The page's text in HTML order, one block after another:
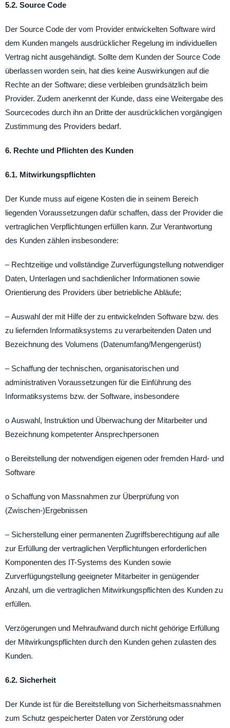
5.2. Source Code
Der Source Code der vom Provider entwickelten Software wird
dem Kunden mangels ausdrücklicher Regelung im individuellen
Vertrag nicht ausgehändigt. Sollte dem Kunden der Source Code
überlassen worden sein, hat dies keine Auswirkungen auf die
Rechte an der Software; diese verbleiben grundsätzlich beim
Provider. Zudem anerkennt der Kunde, dass eine Weitergabe des
Sourcecodes durch ihn an Dritte der ausdrücklichen vorgängigen
Zustimmung des Providers bedarf.
6. Rechte und Pflichten des Kunden
6.1. Mitwirkungspflichten
Der Kunde muss auf eigene Kosten die in seinem Bereich
liegenden Voraussetzungen dafür schaffen, dass der Provider die
vertraglichen Verpflichtungen erfüllen kann. Zur Verantwortung
des Kunden zählen insbesondere:
– Rechtzeitige und vollständige Zurverfügungstellung notwendiger
Daten, Unterlagen und sachdienlicher Informationen sowie
Orientierung des Providers über betriebliche Abläufe;
– Auswahl der mit Hilfe der zu entwickelnden Software bzw. des
zu liefernden Informatiksystems zu verarbeitenden Daten und
Bezeichnung des Volumens (Datenumfang/Mengengerüst)
– Schaffung der technischen, organisatorischen und
administrativen Voraussetzungen für die Einführung des
Informatiksystems bzw. der Software, insbesondere
o Auswahl, Instruktion und Überwachung der Mitarbeiter und
Bezeichnung kompetenter Ansprechpersonen
o Bereitstellung der notwendigen eigenen oder fremden Hard- und
Software
o Schaffung von Massnahmen zur Überprüfung von
(Zwischen-)Ergebnissen
– Sicherstellung einer permanenten Zugriffsberechtigung auf alle
zur Erfüllung der vertraglichen Verpflichtungen erforderlichen
Komponenten des IT-Systems des Kunden sowie
Zurverfügungstellung geeigneter Mitarbeiter in genügender
Anzahl, um die vertraglichen Mitwirkungspflichten des Kunden zu
erfüllen.
Verzögerungen und Mehraufwand durch nicht gehörige Erfüllung
der Mitwirkungspflichten durch den Kunden gehen zulasten des
Kunden.
6.2. Sicherheit
Der Kunde ist für die Bereitstellung von Sicherheitsmassnahmen
zum Schutz gespeicherter Daten vor Zerstörung oder